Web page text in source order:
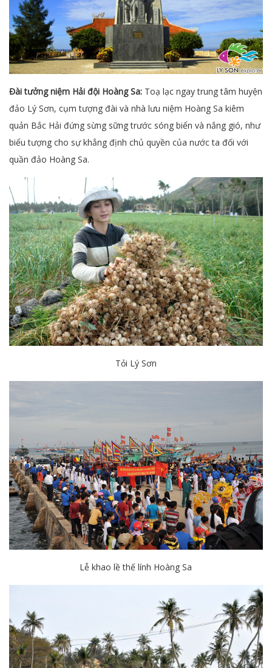
Đài tưởng niệm Hải đội Hoàng Sa: Toạ lạc ngay trung tâm huyện
đảo Lý Sơn, cụm tượng đài và nhà lưu niệm Hoàng Sa kiêm
quản Bắc Hải đứng sừng sững trước sóng biển và nắng gió, như
biểu tượng cho sự khẳng định chủ quyền của nước ta đối với
quần đảo Hoàng Sa.
Tỏi Lý Sơn
Lễ khao lề thế lính Hoàng Sa